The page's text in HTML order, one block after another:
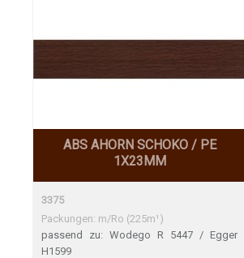
ABS AHORN SCHOKO / PE
1X23MM
3375
Packungen: m/Ro (225m¹)
passend zu: Wodego R 5447 / Egger
H1599